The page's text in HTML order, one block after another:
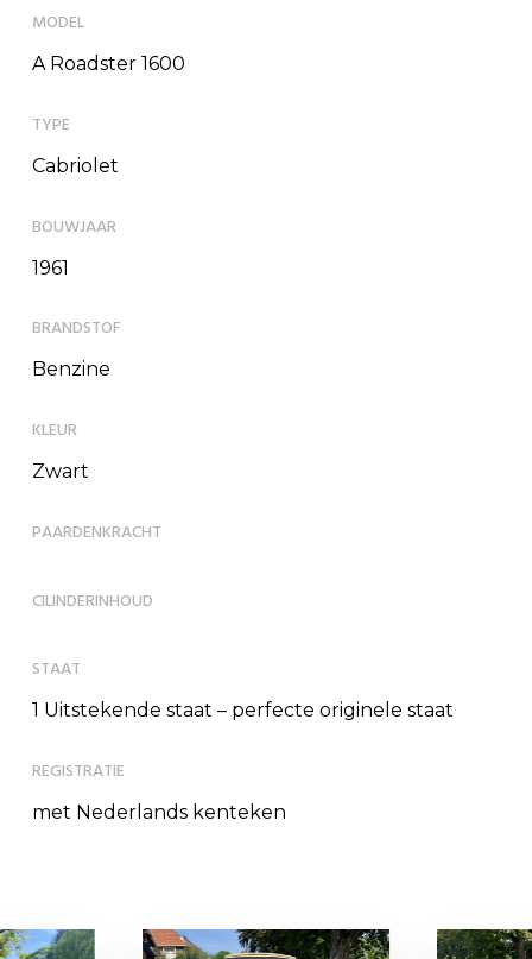
MODEL
A Roadster 1600
TYPE
Cabriolet
BOUWJAAR
1961
BRANDSTOF
Benzine
KLEUR
Zwart
PAARDENKRACHT
CILINDERINHOUD
STAAT
1 Uitstekende staat – perfecte originele staat
REGISTRATIE
met Nederlands kenteken